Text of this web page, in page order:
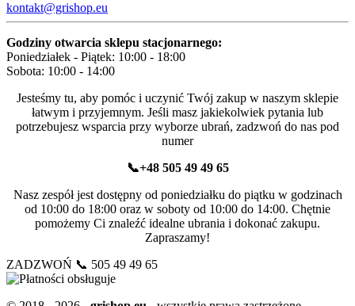
kontakt@grishop.eu
Godziny otwarcia sklepu stacjonarnego:
Poniedziałek - Piątek: 10:00 - 18:00
Sobota: 10:00 - 14:00
Jesteśmy tu, aby pomóc i uczynić Twój zakup w naszym sklepie
łatwym i przyjemnym. Jeśli masz jakiekolwiek pytania lub
potrzebujesz wsparcia przy wyborze ubrań, zadzwoń do nas pod
numer
📞+48 505 49 49 65
Nasz zespół jest dostępny od poniedziałku do piątku w godzinach
od 10:00 do 18:00 oraz w soboty od 10:00 do 14:00. Chętnie
pomożemy Ci znaleźć idealne ubrania i dokonać zakupu.
Zapraszamy!
ZADZWOŃ 📞 505 49 49 65